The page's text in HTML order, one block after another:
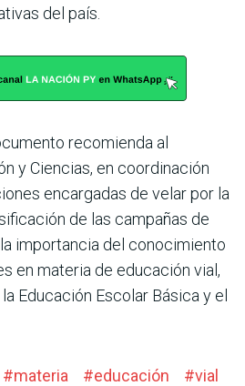
del país.
recomienda al
y Ciencias, en coor­dinación
encargadas de velar por la
de las campañas de
impor­tancia del conocimiento
en materia de educación vial,
Educación Escolar Básica y el
#materia #educación #vial